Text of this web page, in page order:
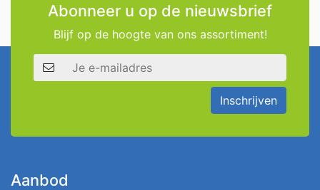
Abonneer u op de nieuwsbrief
Blijf op de hoogte van ons assortiment!
E-mailadres
Inschrijven
Aanbod